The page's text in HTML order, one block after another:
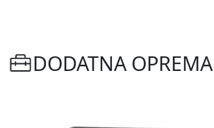
DODATNA OPREMA